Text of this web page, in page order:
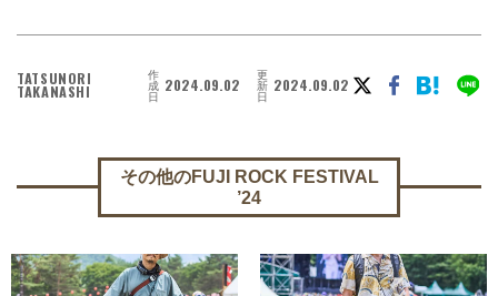
TATSUNORI
TAKANASHI
作
成
日
2024.09.02 更
新
日
2024.09.02
その他のFUJI ROCK FESTIVAL
’24